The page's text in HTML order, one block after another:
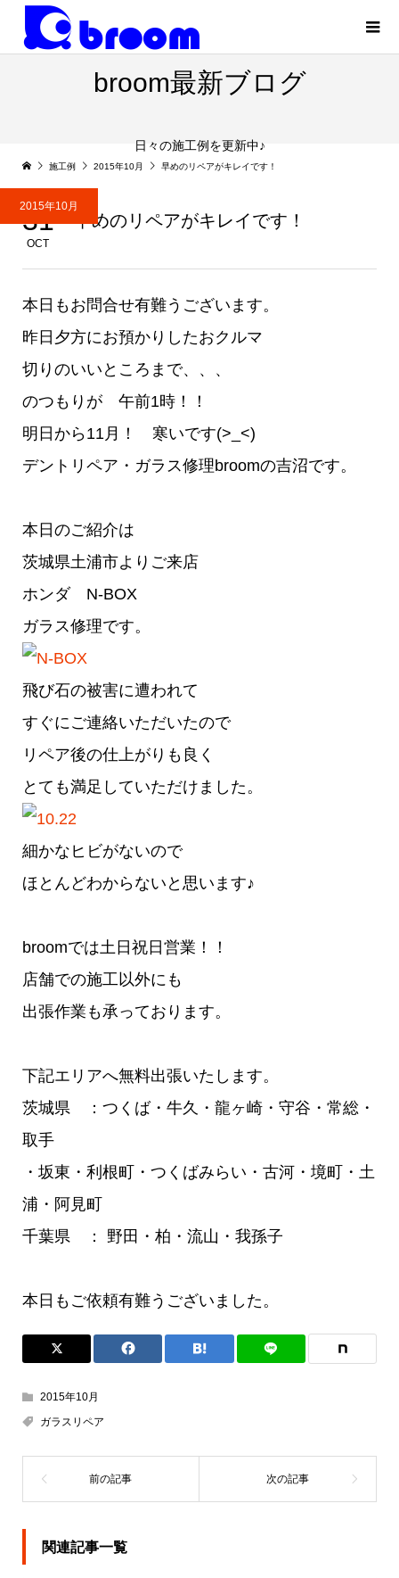
broom最新ブログ
日々の施工例を更新中♪
施工例 2015年10月 早めのリペアがキレイです！
2015年10月
31
OCT
早めのリペアがキレイです！
本日もお問合せ有難うございます。
昨日夕方にお預かりしたおクルマ
切りのいいところまで、、、
のつもりが 午前1時！！
明日から11月！ 寒いです(>_<)
デントリペア・ガラス修理broomの吉沼です。
本日のご紹介は
茨城県土浦市よりご来店
ホンダ N-BOX
ガラス修理です。
飛び石の被害に遭われて
すぐにご連絡いただいたので
リペア後の仕上がりも良く
とても満足していただけました。
細かなヒビがないので
ほとんどわからないと思います♪
broomでは土日祝日営業！！
店舗での施工以外にも
出張作業も承っております。
下記エリアへ無料出張いたします。
茨城県 ：つくば・牛久・龍ヶ崎・守谷・常総・
取手
・坂東・利根町・つくばみらい・古河・境町・土
浦・阿見町
千葉県 ： 野田・柏・流山・我孫子
本日もご依頼有難うございました。
2015年10月
ガラスリペア
関連記事一覧